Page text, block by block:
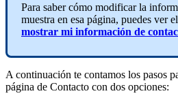
Para saber cómo modificar la
muestra en esa página, puedes ver
mostrar mi información de
A continuación te contamos los pasos
página de Contacto con dos opciones: